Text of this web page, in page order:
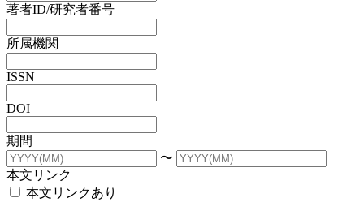
著者ID/研究者番号
所属機関
ISSN
DOI
期間
〜
本文リンク
本文リンクあり